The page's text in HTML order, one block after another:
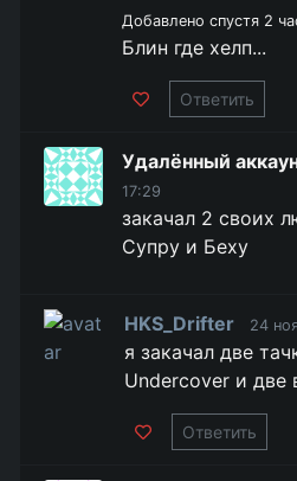
Добавлено спустя 2
Блин где хелп...
Ответить
Удалённый
17:29
закачал 2 своих
Супру и Беху
HKS_Drifter 24
я закачал две
Undercover и
Ответить